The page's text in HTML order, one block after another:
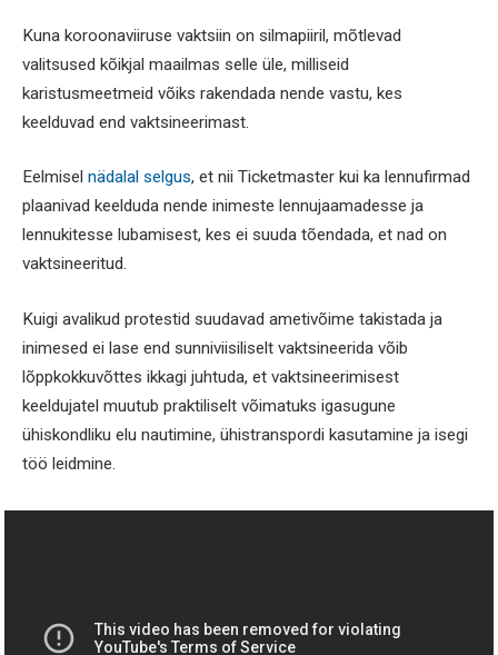
Kuna koroonaviiruse vaktsiin on silmapiiril, mõtlevad
valitsused kõikjal maailmas selle üle, milliseid
karistusmeetmeid võiks rakendada nende vastu, kes
keelduvad end vaktsineerimast.
Eelmisel nädalal selgus, et nii Ticketmaster kui ka lennufirmad
plaanivad keelduda nende inimeste lennujaamadesse ja
lennukitesse lubamisest, kes ei suuda tõendada, et nad on
vaktsineeritud.
Kuigi avalikud protestid suudavad ametivõime takistada ja
inimesed ei lase end sunniviisiliselt vaktsineerida võib
lõppkokkuvõttes ikkagi juhtuda, et vaktsineerimisest
keeldujatel muutub praktiliselt võimatuks igasugune
ühiskondliku elu nautimine, ühistranspordi kasutamine ja isegi
töö leidmine.